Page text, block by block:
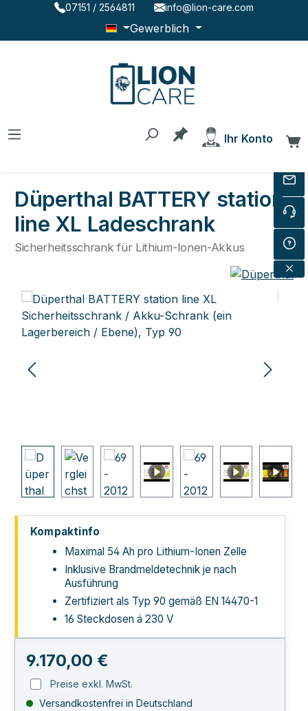
Zum Hauptinhalt springen
07151 / 2564811 info@lion-care.com
Gewerblich
Du hast 0 Produkte
Ihr Konto
Düperthal BATTERY station
line XL Ladeschrank
Sicherheitsschrank für Lithium-Ionen-Akkus
Bildergalerie überspringen
Kompaktinfo
Maximal 54 Ah pro Lithium-Ionen Zelle
Inklusive Brandmeldetechnik je nach
Ausführung
Zertifiziert als Typ 90 gemäß EN 14470-1
16 Steckdosen á 230 V
Regulärer Preis:
9.170,00 €
Preise exkl. MwSt.
Versandkostenfrei in Deutschland